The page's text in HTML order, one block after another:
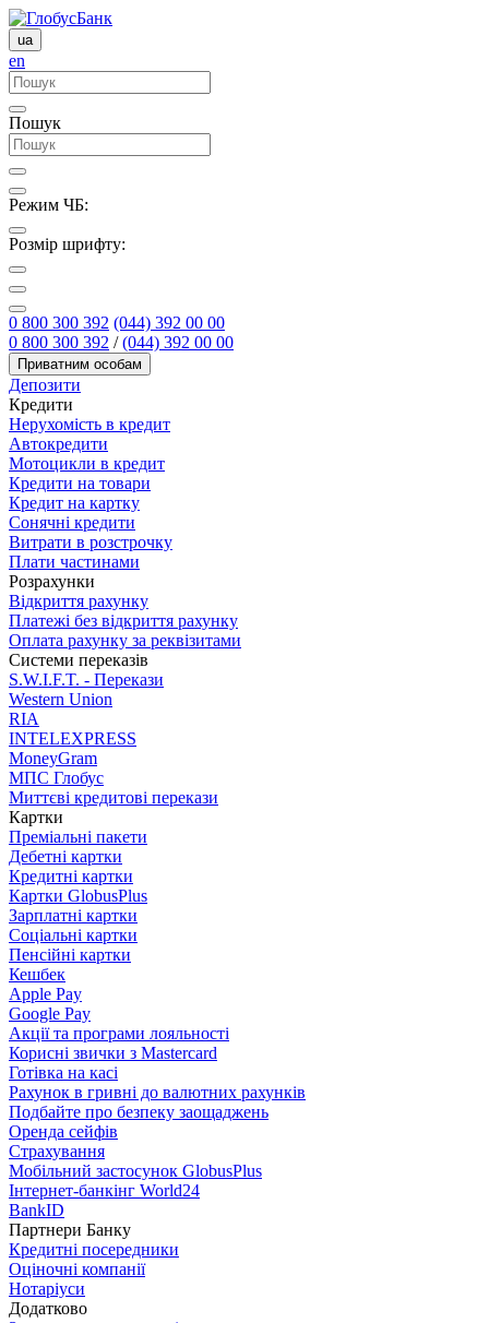
ua
en
Пошук
Режим ЧБ:
Розмір шрифту:
0 800 300 392 (044) 392 00 00
0 800 300 392 /(044) 392 00 00
Приватним особам
Депозити
Кредити
Нерухомість в кредит
Автокредити
Мотоцикли в кредит
Кредити на товари
Кредит на картку
Сонячні кредити
Витрати в розстрочку
Плати частинами
Розрахунки
Відкриття рахунку
Платежі без відкриття рахунку
Оплата рахунку за реквізитами
Системи переказів
S.W.I.F.T. - Перекази
Western Union
RIA
INTELEXPRESS
MoneyGram
МПС Глобус
Миттєві кредитові перекази
Картки
Преміальні пакети
Дебетні картки
Кредитні картки
Картки GlobusPlus
Зарплатні картки
Соціальні картки
Пенсійні картки
Кешбек
Apple Pay
Google Pay
Акції та програми лояльності
Корисні звички з Mastercard
Готівка на касі
Рахунок в гривні до валютних рахунків
Подбайте про безпеку заощаджень
Оренда сейфів
Страхування
Мобільний застосунок GlobusPlus
Інтернет-банкінг World24
BankID
Партнери Банку
Кредитні посередники
Оціночні компанії
Нотаріуси
Додатково